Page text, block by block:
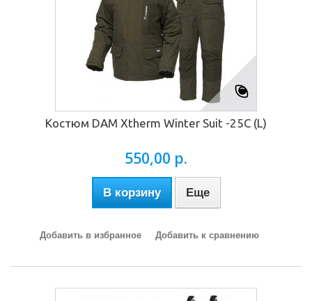
Костюм DAM Xtherm Winter Suit -25C (L)
550,00 р.
В корзину Еще
Добавить в избранное Добавить к сравнению